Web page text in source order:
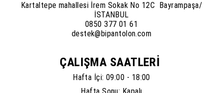
Kartaltepe mahallesi İrem Sokak No 12C Bayrampaşa/
İSTANBUL
0850 377 01 61
destek@bipantolon.com
ÇALIŞMA SAATLERİ
Hafta İçi: 09:00 - 18:00